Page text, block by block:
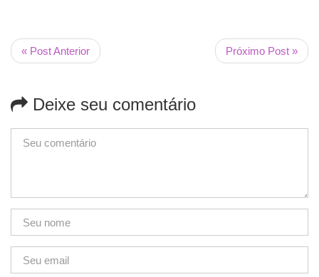
« Post Anterior Próximo Post »
Deixe seu comentário